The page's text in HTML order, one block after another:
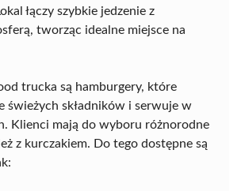
łączy szybkie jedzenie z
tworząc idealne miejsce na
trucka są hamburgery, które
świeżych składników i serwuje w
Klienci mają do wyboru różnorodne
z kurczakiem. Do tego dostępne są